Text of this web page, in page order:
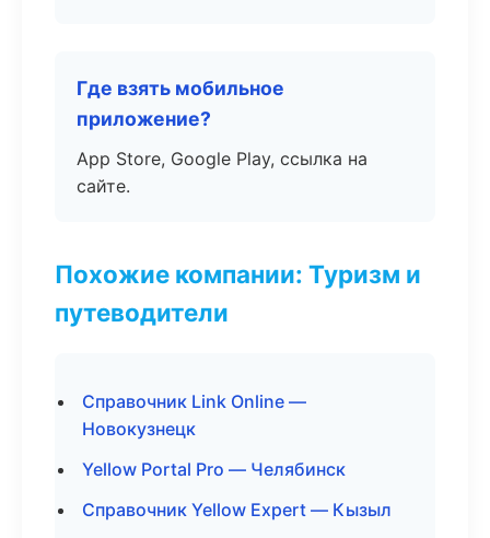
Где взять мобильное
приложение?
App Store, Google Play, ссылка на
сайте.
Похожие компании: Туризм и
путеводители
Справочник Link Online —
Новокузнецк
Yellow Portal Pro — Челябинск
Справочник Yellow Expert — Кызыл